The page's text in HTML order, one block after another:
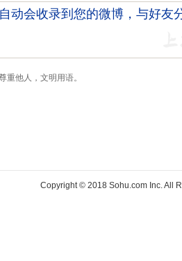
重他人，文明用语。
Copyright © 2018 Sohu.com Inc. All